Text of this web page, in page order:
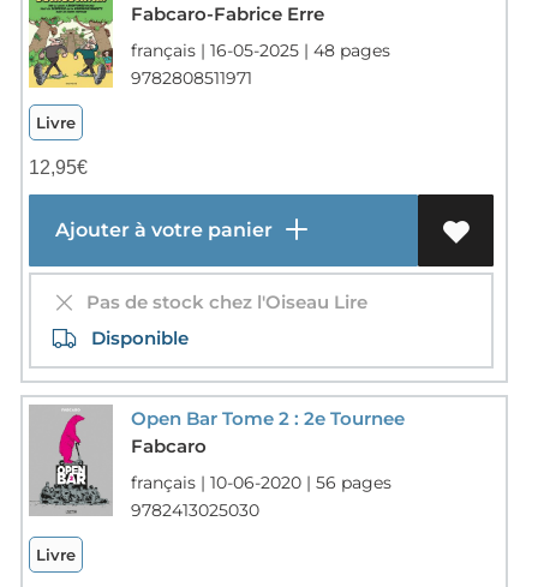
Fabcaro-Fabrice Erre
français | 16-05-2025 | 48 pages
9782808511971
Livre
12,95€
Ajouter à votre panier
Pas de stock chez l'Oiseau Lire
Disponible
Open Bar Tome 2 : 2e Tournee
Fabcaro
français | 10-06-2020 | 56 pages
9782413025030
Livre